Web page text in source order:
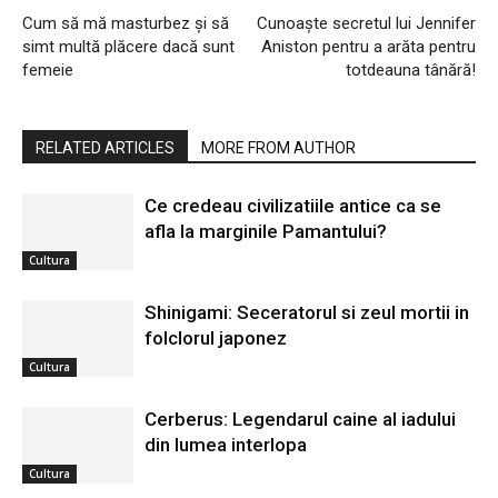
Cum să mă masturbez și să
simt multă plăcere dacă sunt
femeie
Cunoaște secretul lui Jennifer
Aniston pentru a arăta pentru
totdeauna tânără!
RELATED ARTICLES MORE FROM AUTHOR
Cultura
Ce credeau civilizatiile antice ca se
afla la marginile Pamantului?
Cultura
Shinigami: Seceratorul si zeul mortii in
folclorul japonez
Cultura
Cerberus: Legendarul caine al iadului
din lumea interlopa